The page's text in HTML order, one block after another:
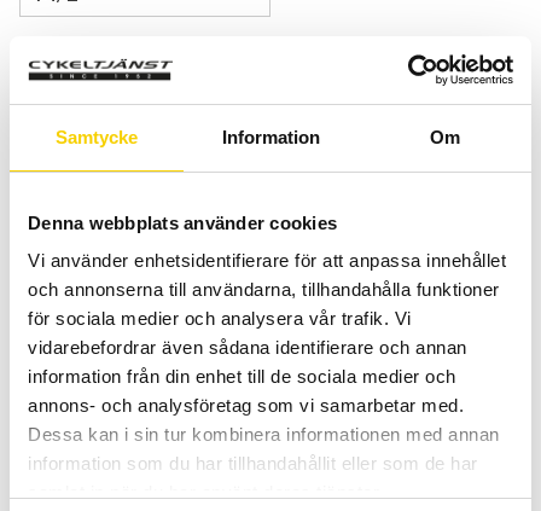
Samtycke Information Om
Denna webbplats använder cookies
Vi använder enhetsidentifierare för att anpassa innehållet
och annonserna till användarna, tillhandahålla funktioner
för sociala medier och analysera vår trafik. Vi
vidarebefordrar även sådana identifierare och annan
information från din enhet till de sociala medier och
annons- och analysföretag som vi samarbetar med.
Dessa kan i sin tur kombinera informationen med annan
information som du har tillhandahållit eller som de har
Quantity
+
-
BUY
Add
Certifierad cykelservice & Shimano Service Center
Allt inom cykel på ett ställe
Kunnig personal och hög kundnöjdhet
Stock status
1 pc. in stock
Article SKU
5272046
Manufacturer article no
FUELEX8G6GRA